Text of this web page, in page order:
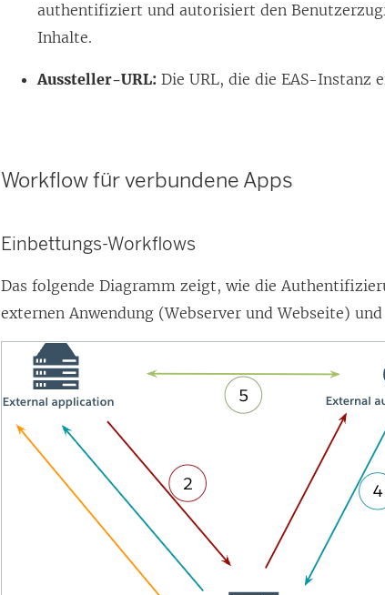
authentifiziert und autorisiert den
Inhalte.
Aussteller-URL: Die URL, die die EAS-Instanz
Workflow für verbundene Apps
Einbettungs-Workflows
Das folgende Diagramm zeigt, wie die
externen Anwendung (Webserver und Webseite)